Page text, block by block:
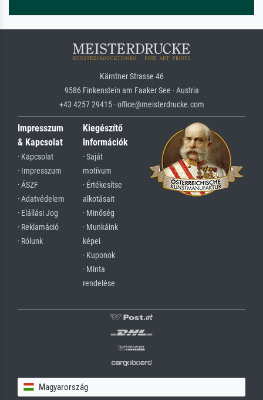
Kärntner Strasse 46
9586 Finkenstein am Faaker See · Austria
+43 4257 29415 · office@meisterdrucke.com
Impresszum
& Kapcsolat
· Kapcsolat
· Impresszum
· ÁSZF
· Adatvédelem
· Elállási Jog
· Reklamáció
· Rólunk
Kiegészítő
Információk
· Saját
motívum
· Értékesítse
alkotásait
· Minőség
· Munkáink
képei
· Kuponok
· Minta
rendelése
Magyarország